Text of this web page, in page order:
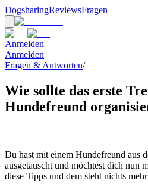
DogsharingReviewsFragen
Anmelden
Anmelden
Fragen & Antworten/
Wie sollte das erste
Hundefreund
Du hast mit einem Hundefreund aus
ausgetauscht und möchtest dich nun
diese Tipps und dem steht nichts